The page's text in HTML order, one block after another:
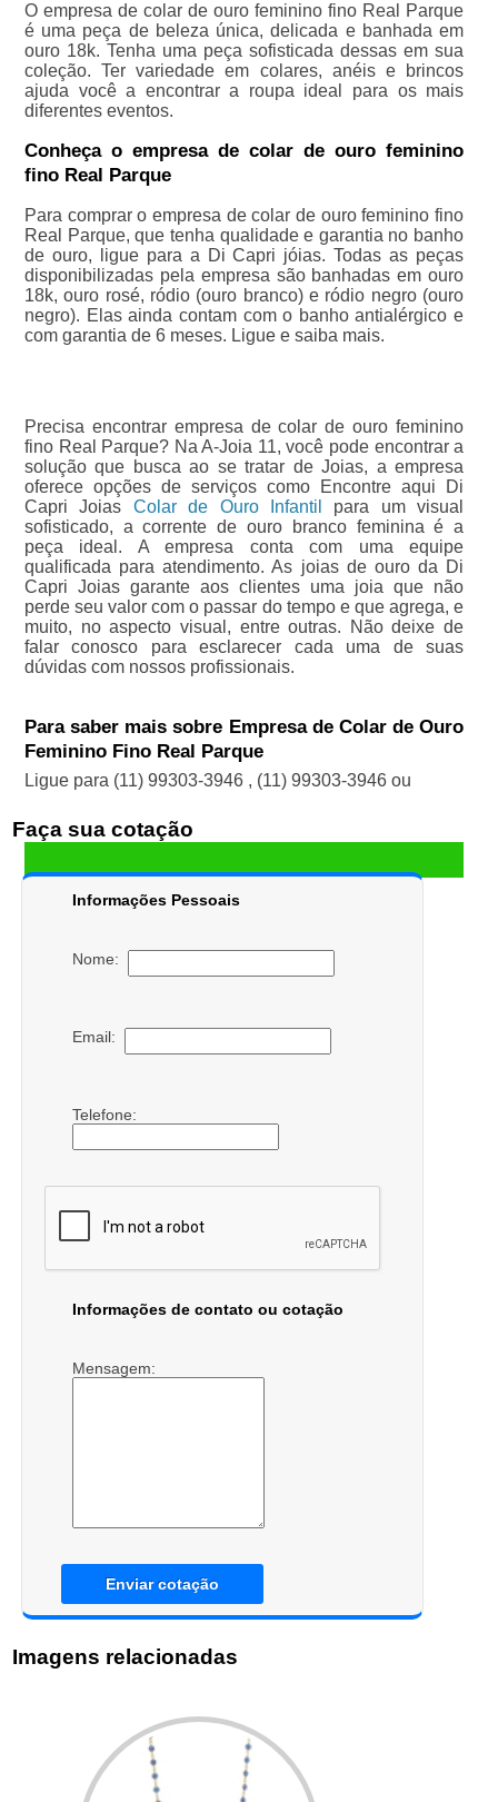
O empresa de colar de ouro feminino fino Real Parque
é uma peça de beleza única, delicada e banhada em
ouro 18k. Tenha uma peça sofisticada dessas em sua
coleção. Ter variedade em colares, anéis e brincos
ajuda você a encontrar a roupa ideal para os mais
diferentes eventos.
Conheça o empresa de colar de ouro feminino
fino Real Parque
Para comprar o empresa de colar de ouro feminino fino
Real Parque, que tenha qualidade e garantia no banho
de ouro, ligue para a Di Capri jóias. Todas as peças
disponibilizadas pela empresa são banhadas em ouro
18k, ouro rosé, ródio (ouro branco) e ródio negro (ouro
negro). Elas ainda contam com o banho antialérgico e
com garantia de 6 meses. Ligue e saiba mais.
Precisa encontrar empresa de colar de ouro feminino
fino Real Parque? Na A-Joia 11, você pode encontrar a
solução que busca ao se tratar de Joias, a empresa
oferece opções de serviços como Encontre aqui Di
Capri Joias Colar de Ouro Infantil
para um visual
sofisticado, a corrente de ouro branco feminina é a
peça ideal. A empresa conta com uma equipe
qualificada para atendimento. As joias de ouro da Di
Capri Joias garante aos clientes uma joia que não
perde seu valor com o passar do tempo e que agrega, e
muito, no aspecto visual, entre outras. Não deixe de
falar conosco para esclarecer cada uma de suas
dúvidas com nossos profissionais.
Para saber mais sobre Empresa de Colar de Ouro
Feminino Fino Real Parque
Ligue para (11) 99303-3946 , (11) 99303-3946 ou
Faça sua cotação
Informações Pessoais
Nome:
Email:
Telefone:
Informações de contato ou cotação
Mensagem:
Enviar cotação
Imagens relacionadas